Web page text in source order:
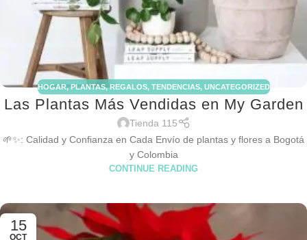
HOGAR,PLANTAS,REGALOS, TENDENCIAS, UNCATEGORIZED
Las Plantas Más Vendidas en My Garden
Tienda 115
🌱✨: Calidad y Confianza en Cada Envío de plantas y flores a Bogotá
y Colombia
CONTINUE READING
15
OCT